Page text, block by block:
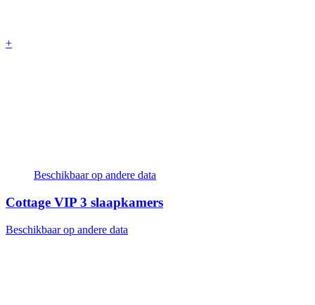
+
Beschikbaar op andere data
Cottage VIP 3 slaapkamers
Beschikbaar op andere data